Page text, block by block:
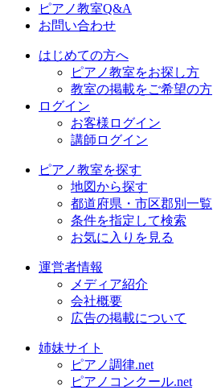
ピアノ教室Q&A
お問い合わせ
はじめての方へ
ピアノ教室をお探し方
教室の掲載をご希望の方
ログイン
お客様ログイン
講師ログイン
ピアノ教室を探す
地図から探す
都道府県・市区郡別一覧
条件を指定して検索
お気に入りを見る
運営者情報
メディア紹介
会社概要
広告の掲載について
姉妹サイト
ピアノ調律.net
ピアノコンクール.net